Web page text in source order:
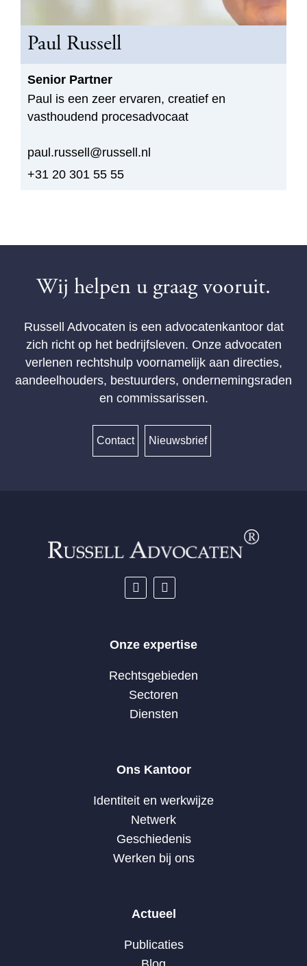
Paul Russell
Senior Partner
Paul is een zeer ervaren, creatief en
vasthoudend procesadvocaat
paul.russell@russell.nl
+31 20 301 55 55
Wij helpen u graag vooruit.
Russell Advocaten is een advocatenkantoor dat
zich richt op het bedrijfsleven. Onze advocaten
verlenen rechtshulp voornamelijk aan directies,
aandeelhouders, bestuurders, ondernemingsraden
en commissarissen.
Contact Nieuwsbrief
Onze expertise
Rechtsgebieden
Sectoren
Diensten
Ons Kantoor
Identiteit en werkwijze
Netwerk
Geschiedenis
Werken bij ons
Actueel
Publicaties